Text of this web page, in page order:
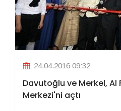
24.04.2016 09:32
Davutoğlu ve Merkel,
Merkezi'ni açtı